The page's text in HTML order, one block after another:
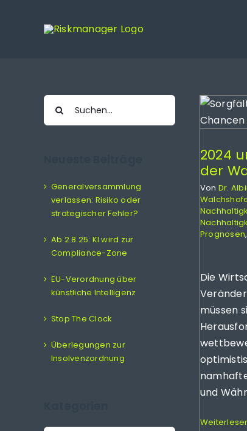
Wahrheit
Erfolg Nachhaltigkeit
2024
der
Von Dr.
Prognosen,
Die
müssen
und
Suche
nach:
Generalversammlung
verlassen: Risiko oder
strategischer Fehler?
Ab 2.8.25: KI wird zur
Compliance-Zone
EU-Verordnung über
künstliche Intelligenz
Stop The Clock
Überlegungen zur
Insolvenzordnung